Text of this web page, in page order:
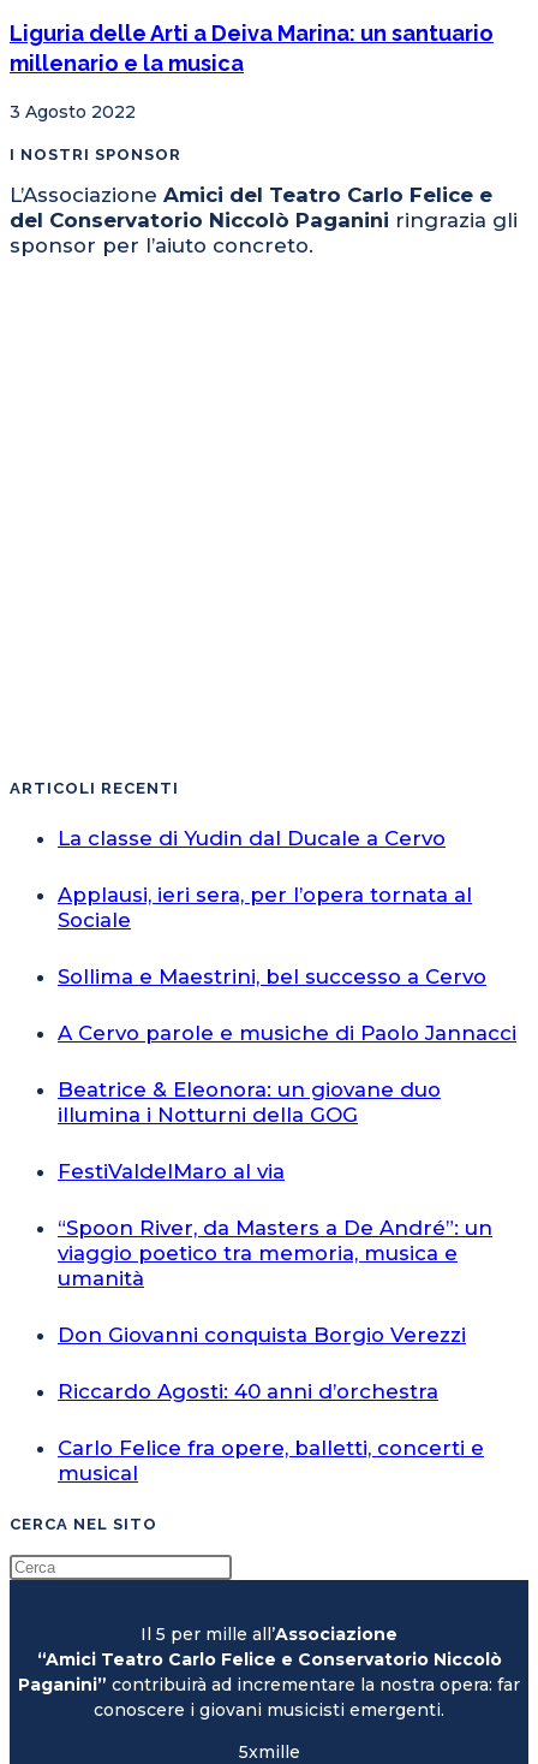
Liguria delle Arti a Deiva Marina: un santuario
millenario e la musica
3 Agosto 2022
I NOSTRI SPONSOR
L’Associazione Amici del Teatro Carlo Felice e
del Conservatorio Niccolò Paganini ringrazia gli
sponsor per l’aiuto concreto.
ARTICOLI RECENTI
La classe di Yudin dal Ducale a Cervo
Applausi, ieri sera, per l’opera tornata al
Sociale
Sollima e Maestrini, bel successo a Cervo
A Cervo parole e musiche di Paolo Jannacci
Beatrice & Eleonora: un giovane duo
illumina i Notturni della GOG
FestiValdelMaro al via
“Spoon River, da Masters a De André”: un
viaggio poetico tra memoria, musica e
umanità
Don Giovanni conquista Borgio Verezzi
Riccardo Agosti: 40 anni d’orchestra
Carlo Felice fra opere, balletti, concerti e
musical
CERCA NEL SITO
Il 5 per mille all’Associazione
“Amici Teatro Carlo Felice e Conservatorio Niccolò
Paganini” contribuirà ad incrementare la nostra opera: far
conoscere i giovani musicisti emergenti.
5xmille